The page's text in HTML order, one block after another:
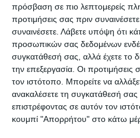
πρόσβαση σε πιο λεπτομερείς
προτιμήσεις σας πριν
συναινέσετε. Λάβετε υπόψη ότι
προσωπικών σας δεδομένων
συγκατάθεσή σας, αλλά έχετε το
την επεξεργασία. Οι
τον ιστότοπο. Μπορείτε να
ανακαλέσετε τη συγκατάθεσή
επιστρέφοντας σε αυτόν τον
κουμπί "Απορρήτου" στο κάτω
ο Πεσκόφ σε
Πηγή:ΑΠΕ-ΜΠΕ
Φωτό:kathimerini.gr